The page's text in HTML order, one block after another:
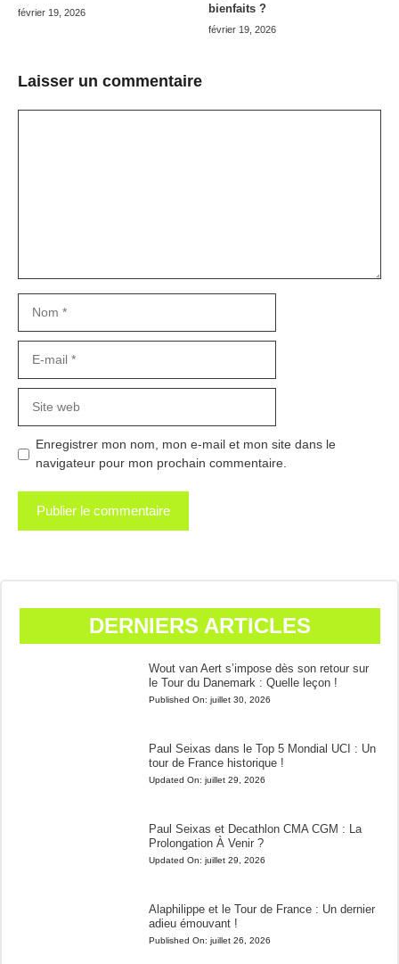
février 19, 2026
bienfaits ?
février 19, 2026
Laisser un commentaire
mail
web
Enregistrer mon nom, mon e-mail et mon site dans le
navigateur pour mon prochain commentaire.
DERNIERS ARTICLES
Wout van Aert s’impose dès son retour sur
le Tour du Danemark : Quelle leçon !
Published On: juillet 30, 2026
Paul Seixas dans le Top 5 Mondial UCI : Un
tour de France historique !
Updated On: juillet 29, 2026
Paul Seixas et Decathlon CMA CGM : La
Prolongation À Venir ?
Updated On: juillet 29, 2026
Alaphilippe et le Tour de France : Un dernier
adieu émouvant !
Published On: juillet 26, 2026